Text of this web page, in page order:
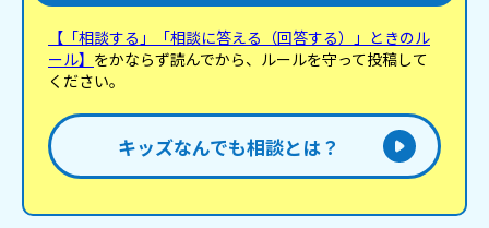
【「相談する」「相談に答える（回答する）」ときのル
ール】 をかならず読んでから、ルールを守って投稿して
ください。
キッズなんでも相談とは？